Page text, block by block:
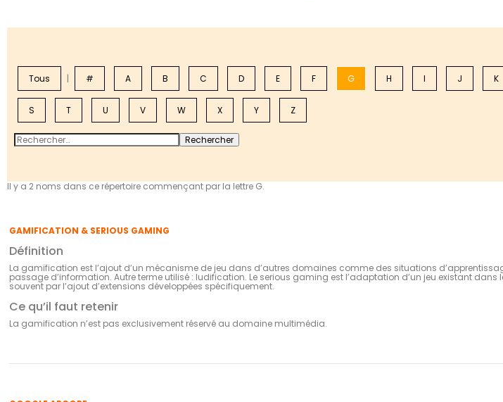
Tous | # A B C D E F G H I J K
S T U V W X Y Z
Il y a 2 noms dans ce répertoire commençant par la lettre G.
GAMIFICATION & SERIOUS GAMING
Définition
La gamification est l’ajout d’un mécanisme de jeu dans d’autres domaines comme des situations
passage d’information. Autre terme utilisé : ludification. Le serious gaming est l’adaptation d’un jeu existant dans
souvent par l’ajout d’extensions développées spécifiquement.
Ce qu’il faut retenir
La gamification n’est pas exclusivement réservé au domaine multimédia.